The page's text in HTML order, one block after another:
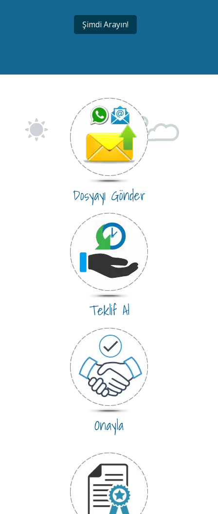
Şimdi Arayın!
Dosyayı Gönder
Teklif Al
Onayla